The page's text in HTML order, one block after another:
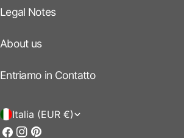
Legal Notes
About us
Entriamo in Contatto
P
Italia (EUR €)
Facebook
Instagram
Pinterest